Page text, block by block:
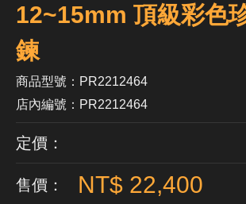
12~15mm 頂級彩色
鍊
商品型號：PR2212464
店內編號：PR2212464
定價：
售價： NT$ 22,400